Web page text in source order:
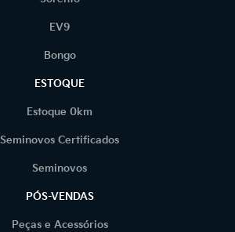
EV9
Bongo
ESTOQUE
Estoque 0km
Seminovos Certificados
Seminovos
PÓS-VENDAS
Peças e Acessórios